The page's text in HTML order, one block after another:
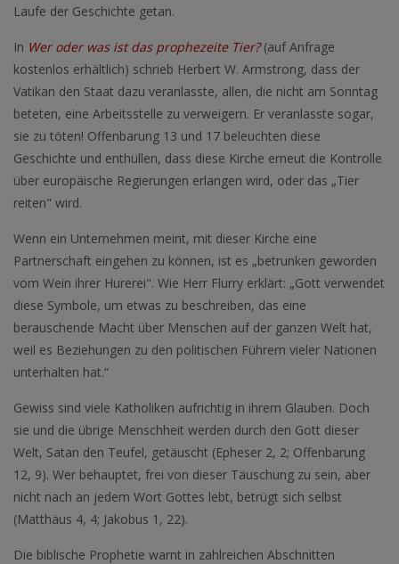
Laufe der Geschichte getan.
In Wer oder was ist das prophezeite Tier?(auf Anfrage
kostenlos erhältlich) schrieb Herbert W. Armstrong, dass der
Vatikan den Staat dazu veranlasste, allen, die nicht am Sonntag
beteten, eine Arbeitsstelle zu verweigern. Er veranlasste sogar,
sie zu töten! Offenbarung 13 und 17 beleuchten diese
Geschichte und enthüllen, dass diese Kirche erneut die Kontrolle
über europäische Regierungen erlangen wird, oder das „Tier
reiten" wird.
Wenn ein Unternehmen meint, mit dieser Kirche eine
Partnerschaft eingehen zu können, ist es „betrunken geworden
vom Wein ihrer Hurerei". Wie Herr Flurry erklärt: „Gott verwendet
diese Symbole, um etwas zu beschreiben, das eine
berauschende Macht über Menschen auf der ganzen Welt hat,
weil es Beziehungen zu den politischen Führern vieler Nationen
unterhalten hat.“
Gewiss sind viele Katholiken aufrichtig in ihrem Glauben. Doch
sie und die übrige Menschheit werden durch den Gott dieser
Welt, Satan den Teufel, getäuscht (Epheser 2, 2; Offenbarung
12, 9). Wer behauptet, frei von dieser Täuschung zu sein, aber
nicht nach an jedem Wort Gottes lebt, betrügt sich selbst
(Matthäus 4, 4; Jakobus 1, 22).
Die biblische Prophetie warnt in zahlreichen Abschnitten